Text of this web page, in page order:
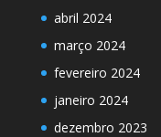
abril 2024
março 2024
fevereiro 2024
janeiro 2024
dezembro 2023